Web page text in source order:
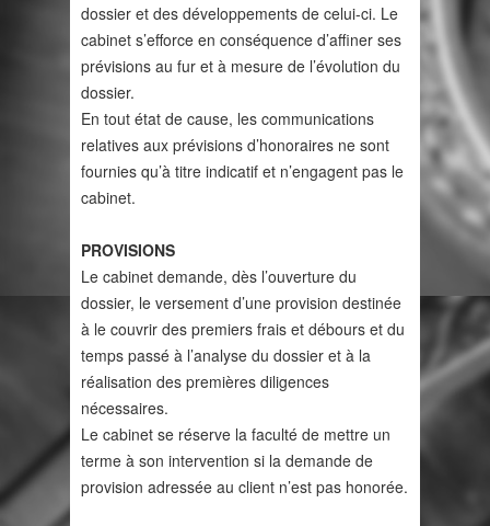
dossier et des développements de celui-ci. Le
cabinet s’efforce en conséquence d’affiner ses
prévisions au fur et à mesure de l’évolution du
dossier.
En tout état de cause, les communications
relatives aux prévisions d’honoraires ne sont
fournies qu’à titre indicatif et n’engagent pas le
cabinet.
PROVISIONS
Le cabinet demande, dès l’ouverture du
dossier, le versement d’une provision destinée
à le couvrir des premiers frais et débours et du
temps passé à l’analyse du dossier et à la
réalisation des premières diligences
nécessaires.
Le cabinet se réserve la faculté de mettre un
terme à son intervention si la demande de
provision adressée au client n’est pas honorée.